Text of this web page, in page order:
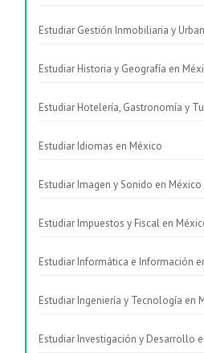
Estudiar Gestión Inmobiliaria y
Estudiar Historia y Geografía en
Estudiar Hotelería, Gastronomía y
Estudiar Idiomas en México
Estudiar Imagen y Sonido en México
Estudiar Impuestos y Fiscal en
Estudiar Informática e Información
Estudiar Ingeniería y Tecnología en
Estudiar Investigación y Desarrollo